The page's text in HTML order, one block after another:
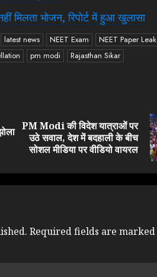
मिलता भोजन, रिपोर्ट में हुआ खुलासा
latest news NEET Exam
NEET Paper Leak
pm modi
Rajasthan Sikar
Previous
post:
Next
post:
PM Modi की विदेश यात्राओं पर
उठे सवाल, देश में बदहाली के बीच
सोशल मीडिया पर वीडियो वायरल
Required fields are marked